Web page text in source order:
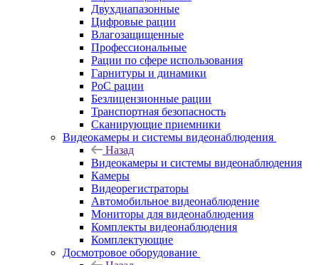
Двухдиапазонные
Цифровые рации
Влагозащищенные
Профессиональные
Рации по сфере использования
Гарнитуры и динамики
PoC рации
Безлицензионные рации
Транспортная безопасность
Сканирующие приемники
Видеокамеры и системы видеонаблюдения
Назад
Видеокамеры и системы видеонаблюдения
Камеры
Видеорегистраторы
Автомобильное видеонаблюдение
Мониторы для видеонаблюдения
Комплекты видеонаблюдения
Комплектующие
Досмотровое оборудование